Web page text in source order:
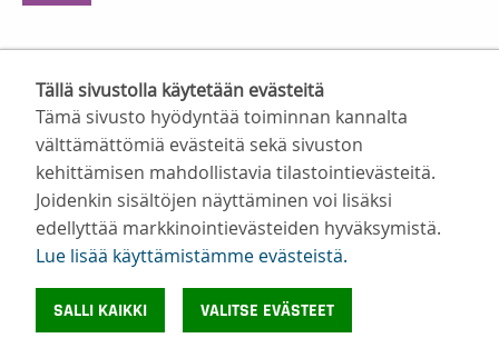
Tällä sivustolla käytetään evästeitä
Tämä sivusto hyödyntää toiminnan kannalta
välttämättömiä evästeitä sekä sivuston
kehittämisen mahdollistavia tilastointievästeitä.
Joidenkin sisältöjen näyttäminen voi lisäksi
edellyttää markkinointievästeiden hyväksymistä.
Lue lisää käyttämistämme evästeistä.​​​​​​
SALLI KAIKKI VALITSE EVÄSTEET
Suomen Valmentajat ry
Valimotie 10, 00380 Helsinki
toimisto@suomenvalmentajat.fi
Kaikki yhteystiedot
Tietosuoja
Evästeiden käyttö